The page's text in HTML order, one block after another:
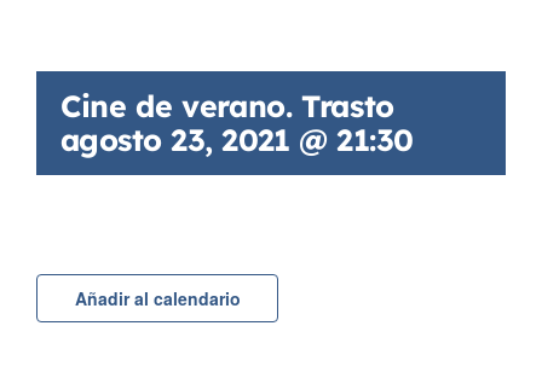
Cine de verano. Trasto
agosto 23, 2021 @ 21:30
Añadir al calendario